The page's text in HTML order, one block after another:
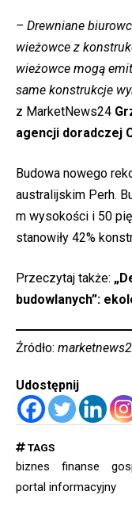
– Drewniane
wieżowce z
wieżowce mogą
same konstrukcje
z MarketNews24
agencji doradczej
Budowa nowego
australijskim Perh.
m wysokości i 50
stanowiły 42%
Przeczytaj także:
budowlanych”:
Źródło:
Udostępnij
TAGS
biznes finanse
portal informacyjny